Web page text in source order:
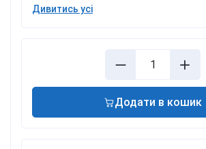
Дивитись усі
Додати в кошик